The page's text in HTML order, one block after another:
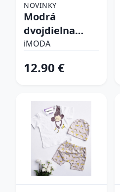
NOVINKY
Modrá
dvojdielna
bavlnená
iMODA
12.90 €